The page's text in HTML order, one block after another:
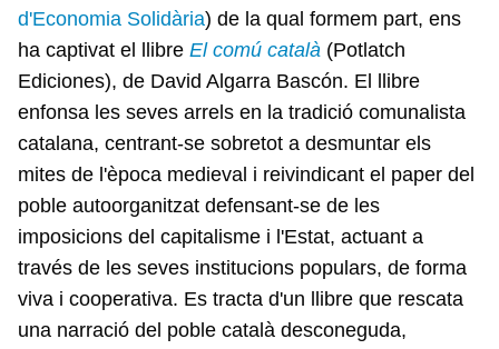
d'Economia Solidària) de la qual formem part, ens
ha captivat el llibre El comú català (Potlatch
Ediciones), de David Algarra Bascón. El llibre
enfonsa les seves arrels en la tradició comunalista
catalana, centrant-se sobretot a desmuntar els
mites de l'època medieval i reivindicant el paper del
poble autoorganitzat defensant-se de les
imposicions del capitalisme i l'Estat, actuant a
través de les seves institucions populars, de forma
viva i cooperativa. Es tracta d'un llibre que rescata
una narració del poble català desconeguda,